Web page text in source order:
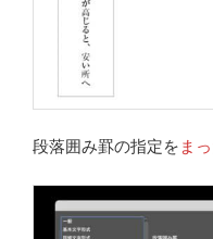
段落囲み罫の指定を ま